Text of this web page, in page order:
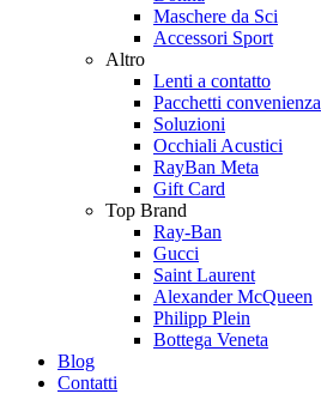
Maschere da Sci
Accessori Sport
Altro
Lenti a contatto
Pacchetti convenienza
Soluzioni
Occhiali Acustici
RayBan Meta
Gift Card
Top Brand
Ray-Ban
Gucci
Saint Laurent
Alexander McQueen
Philipp Plein
Bottega Veneta
Blog
Contatti